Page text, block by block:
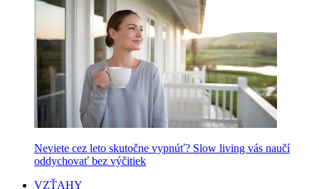
Neviete cez leto skutočne vypnúť? Slow living vás naučí
oddychovať bez výčitiek
VZŤAHY